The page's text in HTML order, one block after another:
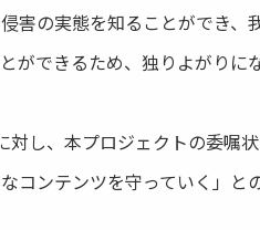
の実態を知ることができ、
ができるため、独りよがりに
し、本プロジェクトの委嘱
コンテンツを守っていく」と